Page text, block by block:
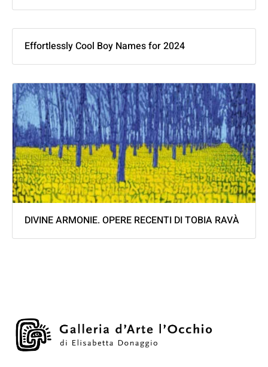
Effortlessly Cool Boy Names for 2024
DIVINE ARMONIE. OPERE RECENTI DI TOBIA RAVÀ